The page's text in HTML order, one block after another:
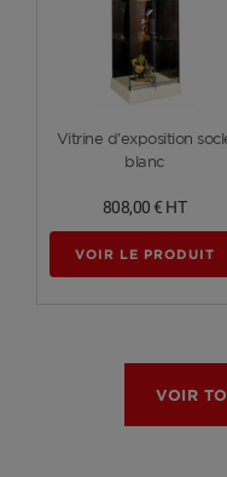
Voir plus
Vitrine d'exposition
blanc
808,00 € HT
VOIR LE PRODUIT
VOIR